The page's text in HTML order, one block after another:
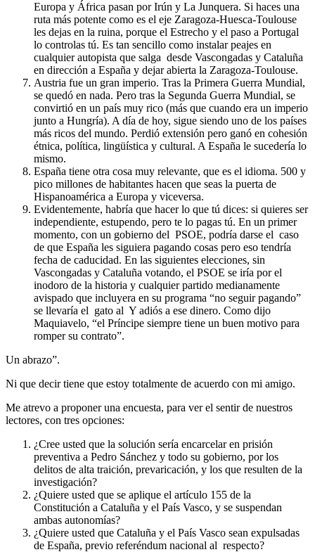
Europa y África pasan por Irún y La Junquera. Si haces una
ruta más potente como es el eje Zaragoza-Huesca-Toulouse
les dejas en la ruina, porque el Estrecho y el paso a Portugal
lo controlas tú. Es tan sencillo como instalar peajes en
cualquier autopista que salga desde Vascongadas y Cataluña
en dirección a España y dejar abierta la Zaragoza-Toulouse.
Austria fue un gran imperio. Tras la Primera Guerra Mundial,
se quedó en nada. Pero tras la Segunda Guerra Mundial, se
convirtió en un país muy rico (más que cuando era un imperio
junto a Hungría). A día de hoy, sigue siendo uno de los países
más ricos del mundo. Perdió extensión pero ganó en cohesión
étnica, política, lingüística y cultural. A España le sucedería lo
mismo.
España tiene otra cosa muy relevante, que es el idioma. 500 y
pico millones de habitantes hacen que seas la puerta de
Hispanoamérica a Europa y viceversa.
Evidentemente, habría que hacer lo que tú dices: si quieres ser
independiente, estupendo, pero te lo pagas tú. En un primer
momento, con un gobierno del PSOE, podría darse el caso
de que España les siguiera pagando cosas pero eso tendría
fecha de caducidad. En las siguientes elecciones, sin
Vascongadas y Cataluña votando, el PSOE se iría por el
inodoro de la historia y cualquier partido medianamente
avispado que incluyera en su programa “no seguir pagando”
se llevaría el gato al Y adiós a ese dinero. Como dijo
Maquiavelo, “el Príncipe siempre tiene un buen motivo para
romper su contrato”.
Un abrazo”.
Ni que decir tiene que estoy totalmente de acuerdo con mi amigo.
Me atrevo a proponer una encuesta, para ver el sentir de nuestros
lectores, con tres opciones:
¿Cree usted que la solución sería encarcelar en prisión
preventiva a Pedro Sánchez y todo su gobierno, por los
delitos de alta traición, prevaricación, y los que resulten de la
investigación?
¿Quiere usted que se aplique el artículo 155 de la
Constitución a Cataluña y el País Vasco, y se suspendan
ambas autonomías?
¿Quiere usted que Cataluña y el País Vasco sean expulsadas
de España, previo referéndum nacional al respecto?